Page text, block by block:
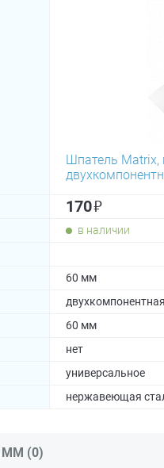
Шпатель Matrix,
170₽
в наличии
60 мм
двухкомпонентная
60 мм
нет
универсальное
нержавеющая
ММ (0)